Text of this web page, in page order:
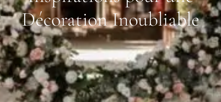
Décoration Inoubliable